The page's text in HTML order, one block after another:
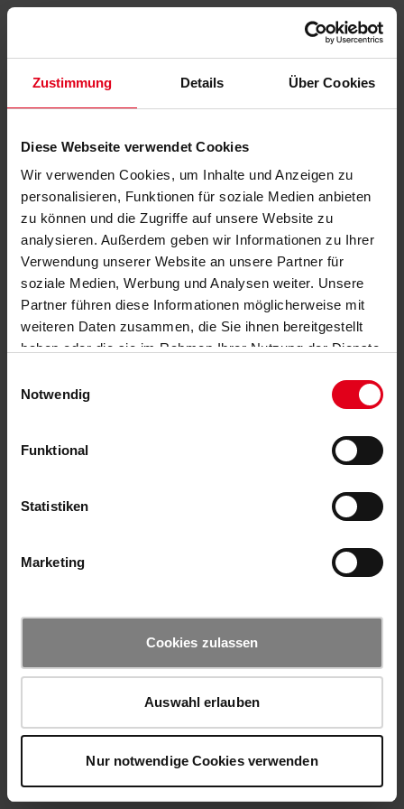
Zustimmung Details Über Cookies
Diese Webseite verwendet Cookies
Wir verwenden Cookies, um Inhalte und Anzeigen zu
personalisieren, Funktionen für soziale Medien anbieten
zu können und die Zugriffe auf unsere Website zu
analysieren. Außerdem geben wir Informationen zu Ihrer
Verwendung unserer Website an unsere Partner für
soziale Medien, Werbung und Analysen weiter. Unsere
Partner führen diese Informationen möglicherweise mit
weiteren Daten zusammen, die Sie ihnen bereitgestellt
haben oder die sie im Rahmen Ihrer Nutzung der Dienste
Notwendig
Funktional
Statistiken
Marketing
Cookies zulassen
Auswahl erlauben
Nur notwendige Cookies verwenden